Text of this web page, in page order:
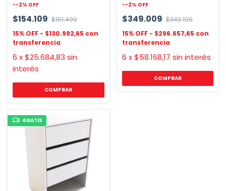
--2% OFF
$154.109 $151.499
$130.992,65
6 x$25.684,83 sin
interés
COMPRAR
--2% OFF
$349.009 $343.109
$296.657,65
6 x$58.168,17 sin interés
GRATIS